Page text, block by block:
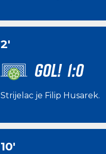
2'
GOL! 1:0
Strijelac je Filip Husarek.
10'